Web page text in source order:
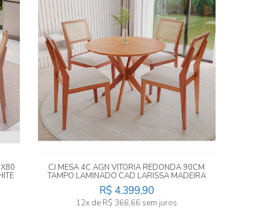
CJ MESA 4C AGN VITORIA REDONDA 90CM
TAMPO LAMINADO CAD LARISSA MADEIRA
R$ 4.399,90
12x de R$ 366,66 sem juros